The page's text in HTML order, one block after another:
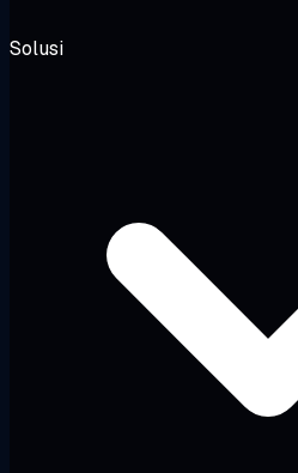
Solusi